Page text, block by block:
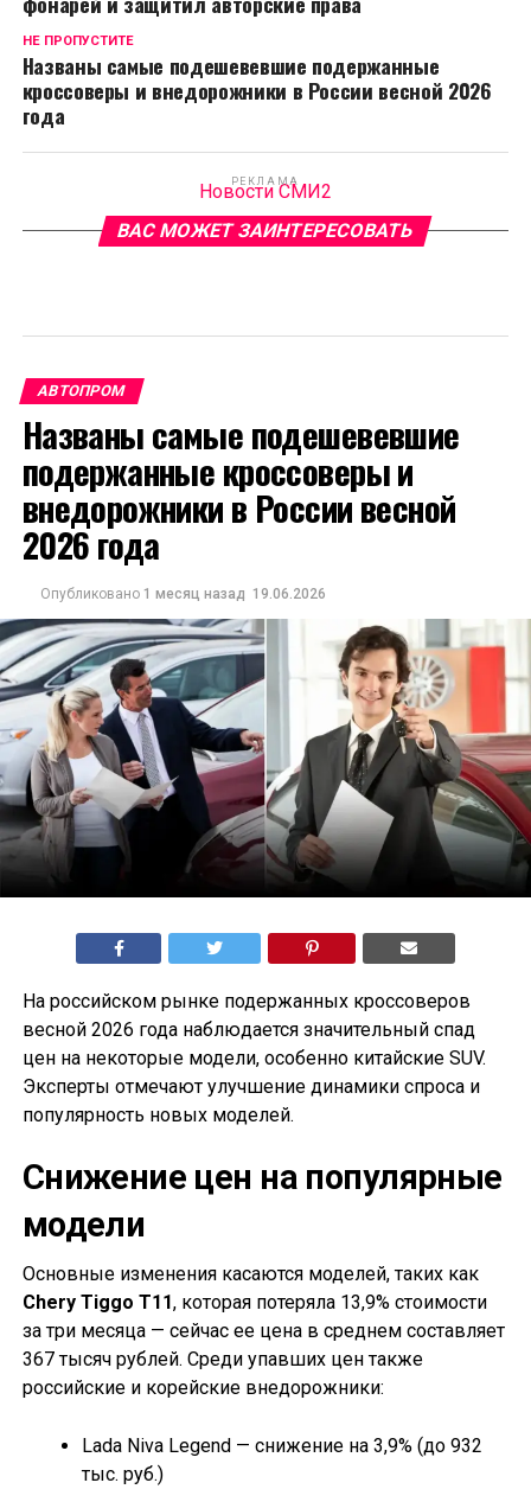
НЕ ПРОПУСТИТЕ
Названы самые подешевевшие подержанные
кроссоверы и внедорожники в России весной 2026
года
РЕКЛАМА
Новости СМИ2
ВАС МОЖЕТ ЗАИНТЕРЕСОВАТЬ
АВТОПРОМ
Названы самые подешевевшие
подержанные кроссоверы и
внедорожники в России весной
2026 года
Опубликовано 1 месяц назад 19.06.2026
На российском рынке подержанных кроссоверов
весной 2026 года наблюдается значительный спад
цен на некоторые модели, особенно китайские SUV.
Эксперты отмечают улучшение динамики спроса и
популярность новых моделей.
Снижение цен на популярные
модели
Основные изменения касаются моделей, таких как
Chery Tiggo T11, которая потеряла 13,9% стоимости
за три месяца — сейчас ее цена в среднем составляет
367 тысяч рублей. Среди упавших цен также
российские и корейские внедорожники:
Lada Niva Legend — снижение на 3,9% (до 932
тыс. руб.)